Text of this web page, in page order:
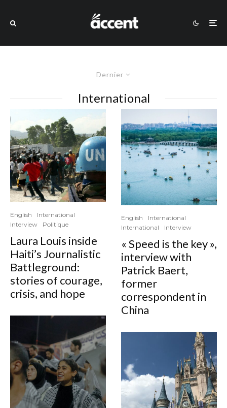
Dernier
International
English
International
Interview
Politique
Laura Louis inside
Haiti’s Journalistic
Battleground:
stories of courage,
crisis, and hope
English
International
International
Interview
« Speed is the key »,
interview with
Patrick Baert,
former
correspondent in
China